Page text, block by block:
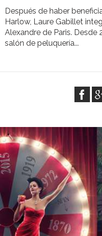
Después de haber
Harlow, Laure Gabillet
Alexandre de Paris. Desde
salón de peluquería...